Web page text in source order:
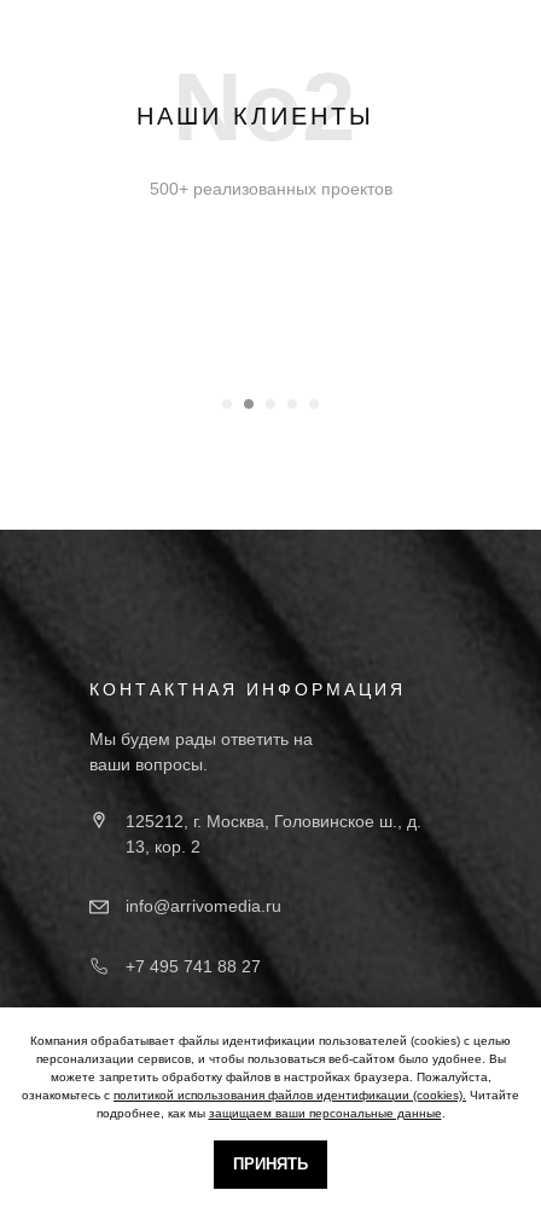
Компания обрабатывает файлы идентификации пользователей (cookies) с целью
персонализации сервисов, и чтобы пользоваться веб-сайтом было удобнее. Вы
можете запретить обработку файлов в настройках браузера. Пожалуйста,
ознакомьтесь с политикой использования файлов идентификации (cookies). Читайте
подробнее, как мы защищаем ваши персональные данные.
ПРИНЯТЬ
No2
НАШИ КЛИЕНТЫ
500+ реализованных проектов
КОНТАКТНАЯ ИНФОРМАЦИЯ
Мы будем рады ответить на
ваши вопросы.
125212, г. Москва, Головинское ш., д.
13, кор. 2
info@arrivomedia.ru
+7 495 741 88 27
Субподряд для агентств
Вакансии